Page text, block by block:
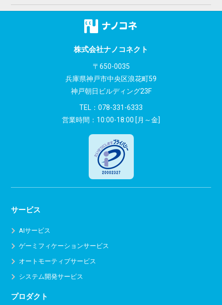
ゲ
株式会社ナノコネクト
〒650-0035
兵庫県神戸市中央区浪花町59
神戸朝日ビルディング23F
TEL： 078-331-6333
営業時間：10:00-18:00 [月～金]
サービス
AIサービス
ゲーミフィケーションサービス
オートモーティブサービス
システム開発サービス
プロダクト